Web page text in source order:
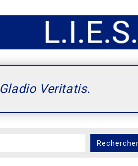
Gladio Veritatis.
Rechercher